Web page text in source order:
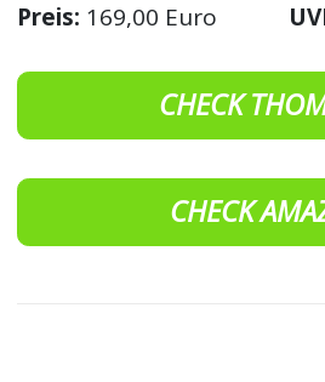
Preis: 169,00 Euro
CHECK
CHECK